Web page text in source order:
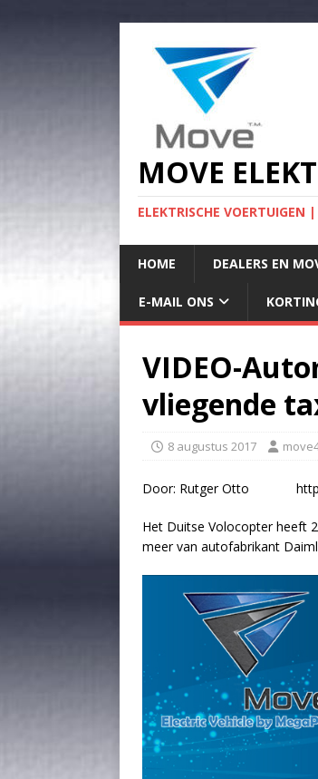
MOVE
ELEKTRISCHE
HOME DEALERS EN
E-MAIL ONS
VIDEO-
vliegende
8 augustus 2017
Door: Rutger Otto
Het Duitse Volocopter heeft
meer van autofabrikant